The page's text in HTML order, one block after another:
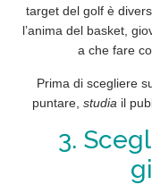
target del golf è
l’anima del basket,
a che fare
Prima di scegliere
puntare,studia il
3.